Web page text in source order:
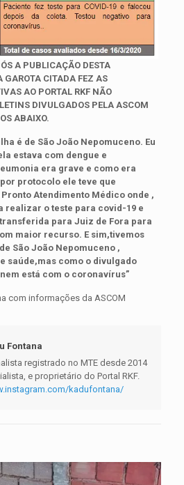
A PUBLICAÇÃO DESTA
GAROTA CITADA FEZ AS
AO PORTAL RKF NÃO
DIVULGADOS PELA ASCOM
ABAIXO.
é de São João Nepomuceno. Eu
estava com dengue e
era grave e como era
protocolo ele teve que
Atendimento Médico onde ,
realizar o teste para covid-19 e
para Juiz de Fora para
maior recurso. E sim,tivemos
São João Nepomuceno ,
saúde,mas como o divulgado
está com o coronavírus”
com informações da ASCOM
Fontana
registrado no MTE desde 2014
e proprietário do Portal RKF.
kadufontana/